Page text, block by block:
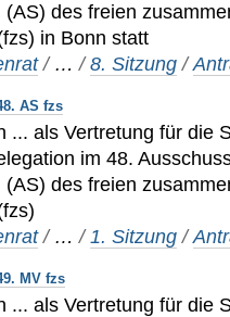
des freien
in Bonn statt
/ …/8. Sitzung /
AS fzs
... als Vertretung für die
im 48.
des freien
/ …/ 1. Sitzung /
MV fzs
... als Vertretung für die